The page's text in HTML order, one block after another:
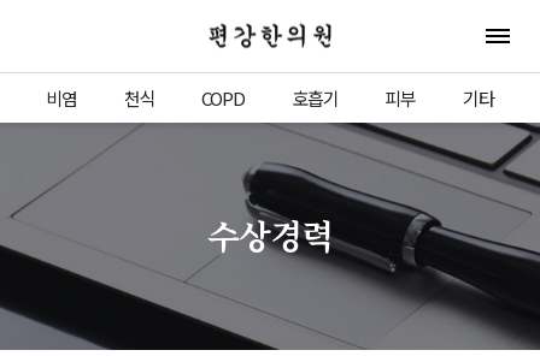
편강한의원 전체
비염 천식 COPD 호흡기 피부 기타
수상경력